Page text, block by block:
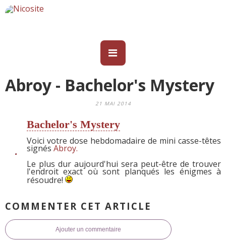
Abroy - Bachelor's Mystery
21 MAI 2014
Bachelor's Mystery
Voici votre dose hebdomadaire de mini casse-têtes
signés Abroy.
Le plus dur aujourd'hui sera peut-être de trouver
l'endroit exact où sont planqués les énigmes à
résoudre!
COMMENTER CET ARTICLE
Ajouter un commentaire